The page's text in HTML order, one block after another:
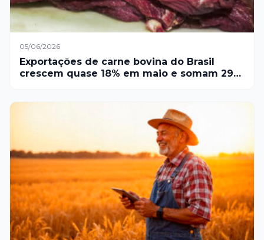
05/06/2026
Exportações de carne bovina do Brasil
crescem quase 18% em maio e somam 297